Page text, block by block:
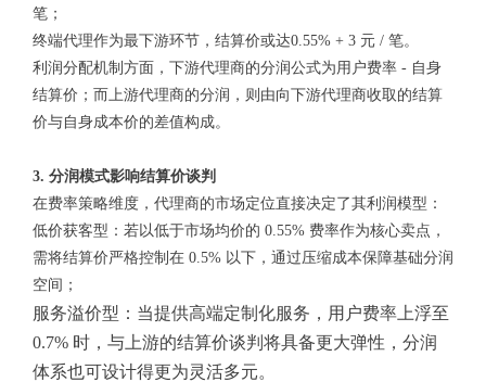
笔；
终端代理作为最下游环节，结算价或达0.55% + 3 元 / 笔。
利润分配机制方面，下游代理商的分润公式为用户费率 - 自身
结算价；而上游代理商的分润，则由向下游代理商收取的结算
价与自身成本价的差值构成。
3. 分润模式影响结算价谈判
在费率策略维度，代理商的市场定位直接决定了其利润模型：
低价获客型：若以低于市场均价的 0.55% 费率作为核心卖点，
需将结算价严格控制在 0.5% 以下，通过压缩成本保障基础分润
空间；
服务溢价型：当提供高端定制化服务，用户费率上浮至
0.7% 时，与上游的结算价谈判将具备更大弹性，分润
体系也可设计得更为灵活多元。